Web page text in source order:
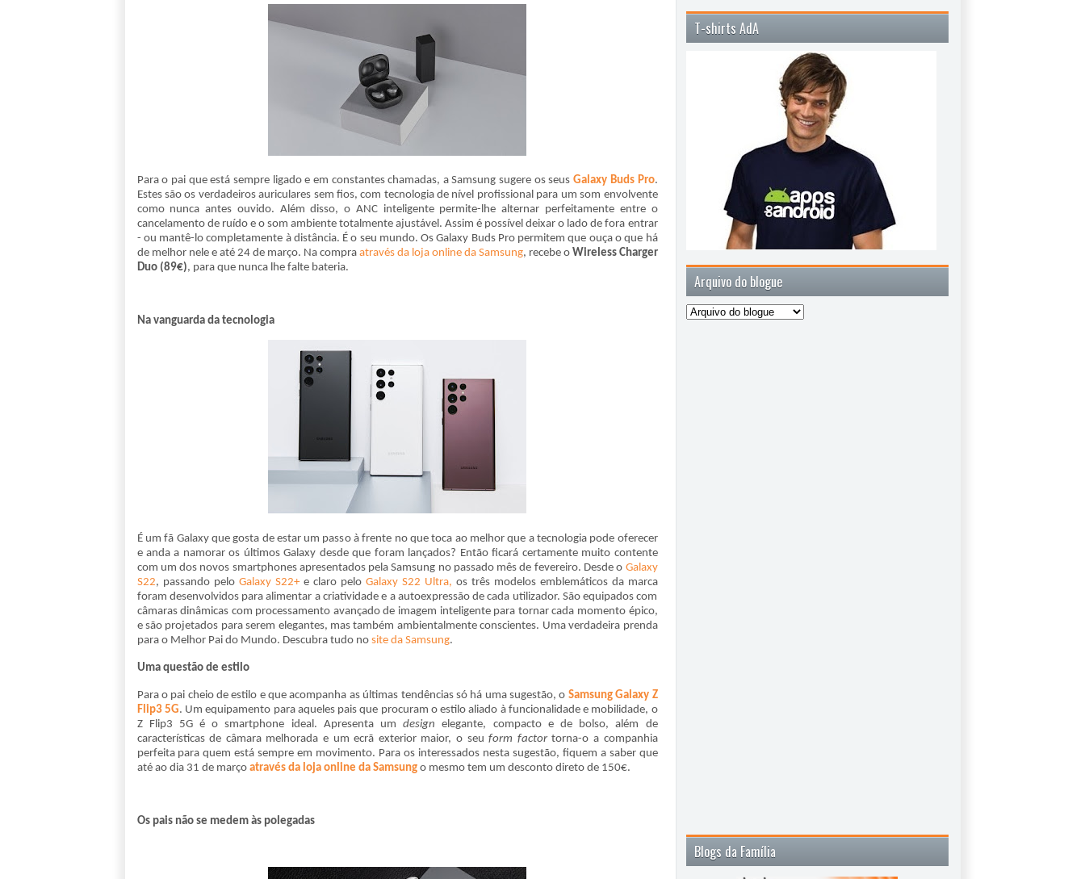
Para o pai que está sempre ligado e em constantes chamadas, a Samsung sugere os seusGalaxy Buds Pro.
Estes são os verdadeiros auriculares sem fios, com tecnologia de nível profissional para um som envolvente
como nunca antes ouvido. Além disso, o ANC inteligente permite-lhe alternar perfeitamente entre o
cancelamento de ruído e o som ambiente totalmente ajustável. Assim é possível deixar o lado de fora entrar
- ou mantê-lo completamente à distância. É o seu mundo. Os Galaxy Buds Pro permitem que ouça o que há
de melhor nele e até 24 de março. Na compra através da loja online da Samsung, recebe o Wireless Charger
Duo (89€), para que nunca lhe falte bateria.
Na vanguarda da tecnologia
É um fã Galaxy que gosta de estar um passo à frente no que toca ao melhor que a tecnologia pode oferecer
e anda a namorar os últimos Galaxy desde que foram lançados? Então ficará certamente muito contente
com um dos novos smartphones apresentados pela Samsung no passado mês de fevereiro. Desde o Galaxy
S22, passando pelo Galaxy S22+e claro pelo Galaxy S22 Ultra, os três modelos emblemáticos da marca
foram desenvolvidos para alimentar a criatividade e a autoexpressão de cada utilizador. São equipados com
câmaras dinâmicas com processamento avançado de imagem inteligente para tornar cada momento épico,
e são projetados para serem elegantes, mas também ambientalmente conscientes. Uma verdadeira prenda
para o Melhor Pai do Mundo. Descubra tudo no site da Samsung.
Uma questão de estilo
Para o pai cheio de estilo e que acompanha as últimas tendências só há uma sugestão, o Samsung Galaxy Z
Flip3 5G. Um equipamento para aqueles pais que procuram o estilo aliado à funcionalidade e mobilidade, o
Z Flip3 5G é o smartphone ideal. Apresenta umdesign elegante, compacto e de bolso, além de
características de câmara melhorada e um ecrã exterior maior, o seuform factortorna-o a companhia
perfeita para quem está sempre em movimento. Para os interessados nesta sugestão, fiquem a saber que
até ao dia 31 de março através da loja online da Samsungo mesmo tem um desconto direto de 150€.
Os pais não se medem às polegadas
T-shirts AdA
Arquivo do blogue
Blogs da Família